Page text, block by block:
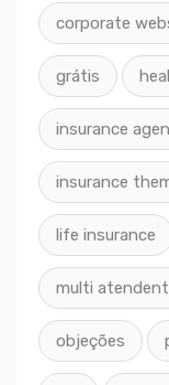
corporate
grátis
insurance
insurance
life insurance
multi
objeções